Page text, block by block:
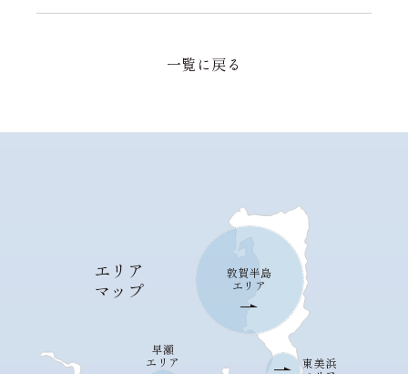
一覧に戻る
エリア
マップ
早瀬
エリア
敦賀半島
エリア
東美浜